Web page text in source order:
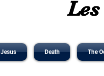
Jesus Death The